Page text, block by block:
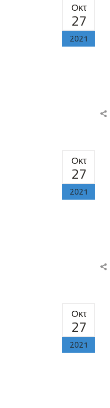
Οκτ
27
2021
Οκτ
27
2021
Οκτ
27
2021